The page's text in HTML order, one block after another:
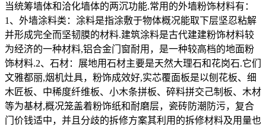
当统筹墙体和洽化墙体的两沉功能.常用的外墙粉饰材料有：
1、外墙涂料类：涂料是指涂敷于物体概况能取下层坚忍粘解
并形成完全而坚韧膜的材料.建筑涂料是古代建建粉饰材料较
为经济的一种材料,铝合金门窗耐用，是一种较高档的地面粉
饰材料.2、石材：展地用石材主要是天然大理石和花岗石.它们
文雅都丽,烟机灶具，粉饰成效好,实芯覆面板是以刨花板、细
木匠板、中稀度纤维板、小木条拼板、碎料拼交己制板、木材
等为基材,概况笼盖着粉饰纸和耐磨层，瓷砖防潮防污，复合
门价钱适中，并且分歧的拆修方案其利用的拆修材料及用量也